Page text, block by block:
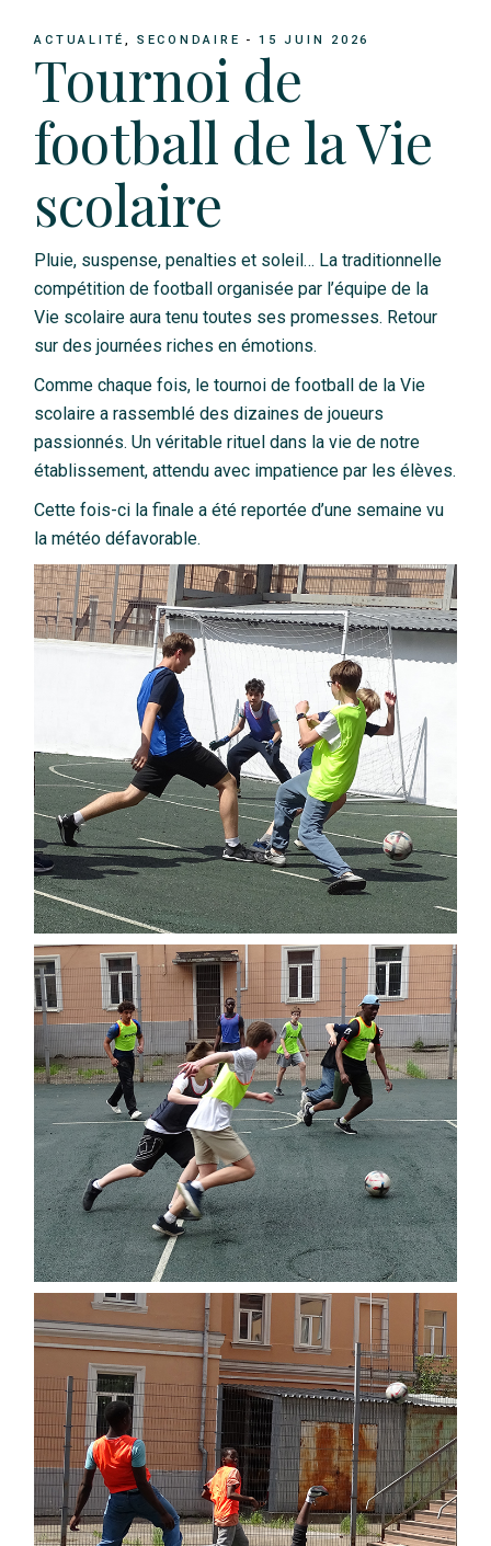
ACTUALITÉ SECONDAIRE 15 JUIN 2026
Tournoi de
football de la Vie
scolaire
Pluie, suspense, penalties et soleil… La traditionnelle
compétition de football organisée par l’équipe de la
Vie scolaire aura tenu toutes ses promesses. Retour
sur des journées riches en émotions.
Comme chaque fois, le tournoi de football de la Vie
scolaire a rassemblé des dizaines de joueurs
passionnés. Un véritable rituel dans la vie de notre
établissement, attendu avec impatience par les élèves.
Cette fois-ci la finale a été reportée d’une semaine vu
la météo défavorable.